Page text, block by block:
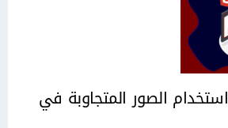
استخدام الصور المتجاوبة في